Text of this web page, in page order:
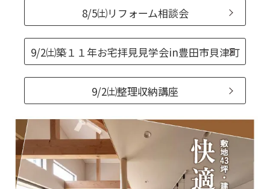
8/5㈯リフォーム相談会
9/2㈯築１１年お宅拝見見学会in豊田市貝津町
9/2㈯整理収納講座